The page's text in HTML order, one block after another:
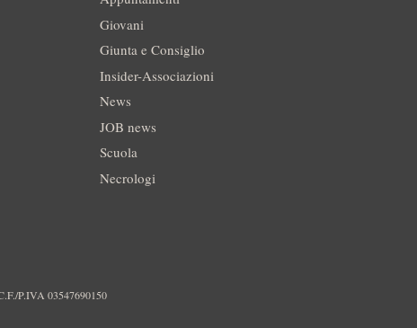
Giovani
Giunta e Consiglio
Insider-Associazioni
News
JOB news
Scuola
Necrologi
P.IVA 03547690150